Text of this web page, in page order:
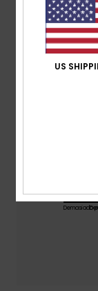
basado en
El
Demasiado
US